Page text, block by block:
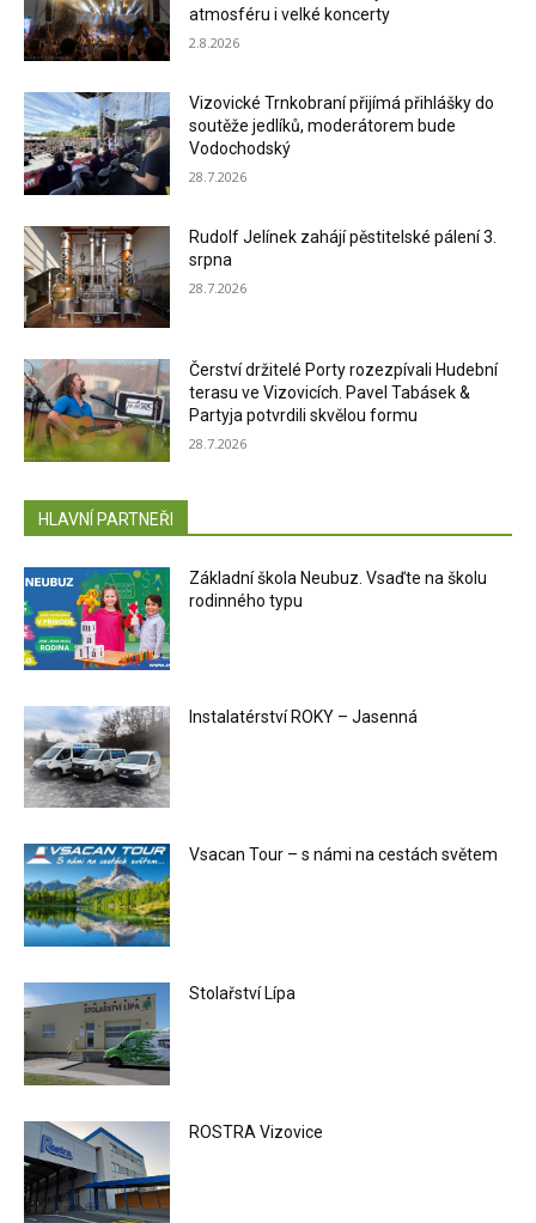
atmosféru i velké koncerty
2.8.2026
Vizovické Trnkobraní přijímá přihlášky do
soutěže jedlíků, moderátorem bude
Vodochodský
28.7.2026
Rudolf Jelínek zahájí pěstitelské pálení 3.
srpna
28.7.2026
Čerství držitelé Porty rozezpívali Hudební
terasu ve Vizovicích. Pavel Tabásek &
Partyja potvrdili skvělou formu
28.7.2026
HLAVNÍ PARTNEŘI
Základní škola Neubuz. Vsaďte na školu
rodinného typu
Instalatérství ROKY – Jasenná
Vsacan Tour – s námi na cestách světem
Stolařství Lípa
ROSTRA Vizovice